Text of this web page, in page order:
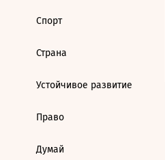
Спорт
Страна
Устойчивое развитие
Право
Думай